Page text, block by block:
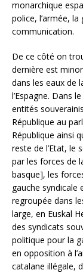
monarchique
police, l’armée,
communication.
De ce côté on
dernière est
dans les eaux de
l’Espagne. Dans
entités
République au
République ainsi
reste de l’Etat, le
par les forces de
basque], les
gauche syndicale
regroupée dans
large, en Euskal
des syndicats
politique pour la
en opposition à
catalane illégale,